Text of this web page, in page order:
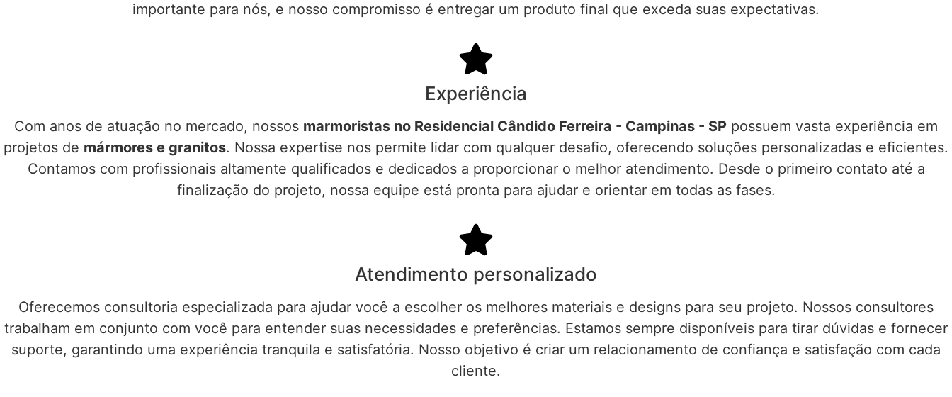
importante para nós, e nosso compromisso é entregar um produto final que exceda suas expectativas.
Experiência
Com anos de atuação no mercado, nossos marmoristas no Residencial Cândido Ferreira - Campinas - SP possuem vasta experiência em
projetos de mármores e granitos. Nossa expertise nos permite lidar com qualquer desafio, oferecendo soluções personalizadas e eficientes.
Contamos com profissionais altamente qualificados e dedicados a proporcionar o melhor atendimento. Desde o primeiro contato até a
finalização do projeto, nossa equipe está pronta para ajudar e orientar em todas as fases.
Atendimento personalizado
Oferecemos consultoria especializada para ajudar você a escolher os melhores materiais e designs para seu projeto. Nossos consultores
trabalham em conjunto com você para entender suas necessidades e preferências. Estamos sempre disponíveis para tirar dúvidas e fornecer
suporte, garantindo uma experiência tranquila e satisfatória. Nosso objetivo é criar um relacionamento de confiança e satisfação com cada
cliente.